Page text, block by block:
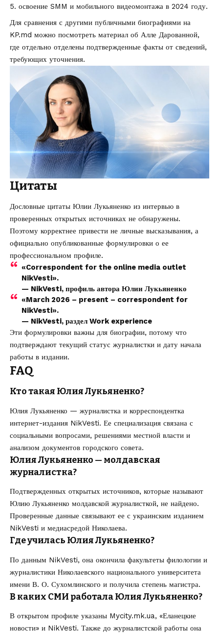
освоение SMM и мобильного видеомонтажа в 2024 году.
Для сравнения с другими публичными биографиями на
KP.md можно посмотреть материал об Алле Дарованной,
где отдельно отделены подтвержденные факты от сведений,
требующих уточнения.
Цитаты
Дословные цитаты Юлии Лукьяненко из интервью в
проверенных открытых источниках не обнаружены.
Поэтому корректнее привести не личные высказывания, а
официально опубликованные формулировки о ее
профессиональном профиле.
«Correspondent for the online media outlet
NikVesti».
— NikVesti, профиль автора Юлии Лукьяненко
«March 2026 – present – correspondent for
NikVesti».
— NikVesti, раздел Work experience
Эти формулировки важны для биографии, потому что
подтверждают текущий статус журналистки и дату начала
работы в издании.
FAQ
Кто такая Юлия Лукьяненко?
Юлия Лукьяненко — журналистка и корреспондентка
интернет-издания NikVesti. Ее специализация связана с
социальными вопросами, решениями местной власти и
анализом документов городского совета.
Юлия Лукьяненко — молдавская
журналистка?
Подтвержденных открытых источников, которые называют
Юлию Лукьяненко молдавской журналисткой, не найдено.
Проверенные данные связывают ее с украинским изданием
NikVesti и медиасредой Николаева.
Где училась Юлия Лукьяненко?
По данным NikVesti, она окончила факультеты филологии и
журналистики Николаевского национального университета
имени В. О. Сухомлинского и получила степень магистра.
В каких СМИ работала Юлия Лукьяненко?
В открытом профиле указаны Mycity.mk.ua, «Еланецкие
новости» и NikVesti. Также до журналистской работы она